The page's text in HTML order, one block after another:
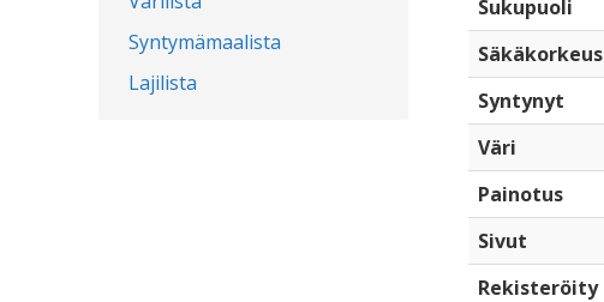
Syntymämaalista
Lajilista
Sukupuoli
Säkäkorkeus
Syntynyt
Väri
Painotus
Sivut
Rekisteröity